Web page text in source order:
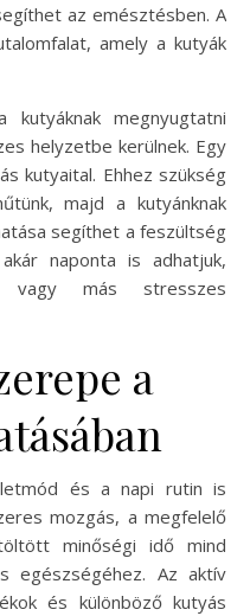
az emésztésben. A
amely a kutyák
megnyugtatni
helyzetbe kerülnek. Egy
kutyaital. Ehhez szükség
majd a kutyánknak
segíthet a feszültség
naponta is adhatjuk,
vagy más stresszes
a
és a napi rutin is
mozgás, a megfelelő
minőségi idő mind
egészségéhez. Az aktív
és különböző kutyás